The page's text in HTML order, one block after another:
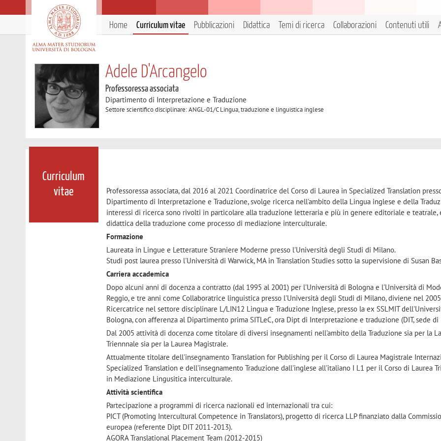
Home Curriculum vitae Pubblicazioni Didattica Temi di ricerca Collaborazioni Contenuti utili
Adele D'Arcangelo
Professoressa associata
Dipartimento di Interpretazione e Traduzione
Settore scientifico disciplinare: ANGL-01/C Lingua, traduzione e linguistica inglese
Curriculum
vitae
Professoressa associata, dal 2016 al 2021 Coordinatrice del Corso di Laurea in Specialized Translation
Dipartimento di Interpretazione e Traduzione, svolge ricerca nell'ambito della Lingua inglese e della
interessi di ricerca sono rivolti in particolare alla traduzione letteraria e più in genere editoriale e teatrale,
didattica della traduzione come processo di mediazione interculturale.
Formazione
Laureata in Lingue e Letterature Straniere Moderne presso l'Università degli Studi di Milano.
Studi post laurea presso l'Università di Warwick, MA in Translation Studies sotto la supervisione di Susan
Carriera accademica
Dopo alcuni anni di docenza a contratto (dal 1995 al 2001) per l'Università di Bologna e l'Università di
Reggio, e tre anni come Collaboratrice linguistica presso l'Università degli Studi di Milano, diviene nel 2005
Ricercatrice nel settore disciplinare L/LIN12 Lingua e Traduzione Inglese, presso la ex SSLMIT
Bologna, con afferenza al Dipartimento prima SITLeC, ora Dipt di Interpretazione e traduzione (DIT, sede di
Dal 2005 attività di docenza come titolare di diversi insegnamenti nell'ambito della Traduzione sia per la
Triennnale sia per la Laurea Magistrale.
Attualmente titolare dell'insegnamento Translation for Publishing per il Corso di Laurea Magistrale
Specialized Translation e dell'insegnamento Traduzione dall'inglese all'italiano I L1 per il Corso di Laurea
in Mediazione Lingusitica interculturale.
Attività scientifica
Partecipazione a programmi di ricerca nazionali ed internazionali tra cui:
PICT (Promoting Intercultural Competence in Translators), progetto di ricerca LLP finanziato dalla
europea (referente Dipt DIT 2011-2013).
AGORA Translational Placement Team (2012-2015)